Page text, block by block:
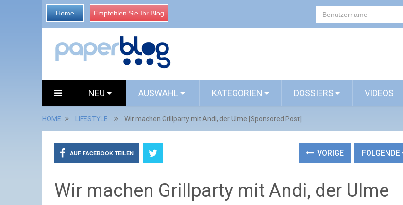
Home Empfehlen Sie Ihr Blog
NEU AUSWAHL KATEGORIEN DOSSIERS VIDEOS
HOME LIFESTYLE Wir machen Grillparty mit Andi, der Ulme [Sponsored Post]
AUF FACEBOOK TEILEN VORIGE FOLGENDE
Wir machen Grillparty mit Andi, der Ulme